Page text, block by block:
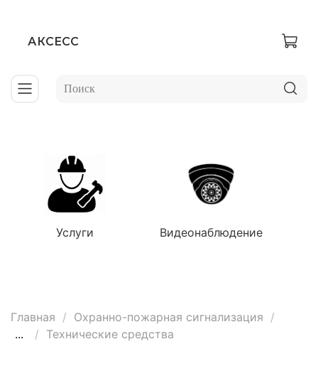
АКСЕСС
Услуги Видеонаблюдение
Главная
Охранно-пожарная сигнализация
...
Технические средства